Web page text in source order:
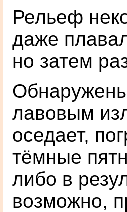
Рельеф
даже
но затем
лавовым
оседает,
тёмные
либо в
возможно,